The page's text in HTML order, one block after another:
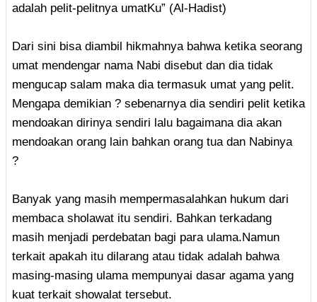
adalah pelit-pelitnya umatKu” (Al-Hadist)
Dari sini bisa diambil hikmahnya bahwa ketika seorang
umat mendengar nama Nabi disebut dan dia tidak
mengucap salam maka dia termasuk umat yang pelit.
Mengapa demikian ? sebenarnya dia sendiri pelit ketika
mendoakan dirinya sendiri lalu bagaimana dia akan
mendoakan orang lain bahkan orang tua dan Nabinya
?
Banyak yang masih mempermasalahkan hukum dari
membaca sholawat itu sendiri. Bahkan terkadang
masih menjadi perdebatan bagi para ulama.Namun
terkait apakah itu dilarang atau tidak adalah bahwa
masing-masing ulama mempunyai dasar agama yang
kuat terkait showalat tersebut.